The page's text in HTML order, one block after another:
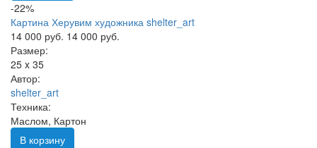
-22%
Картина Херувим художника shelter_art
14 000 руб. 14 000 руб.
Размер:
25 x 35
Автор:
shelter_art
Техника:
Маслом, Картон
В корзину